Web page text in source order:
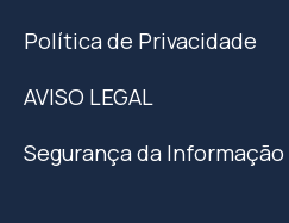
Política de Privacidade
AVISO LEGAL
Segurança da Informação